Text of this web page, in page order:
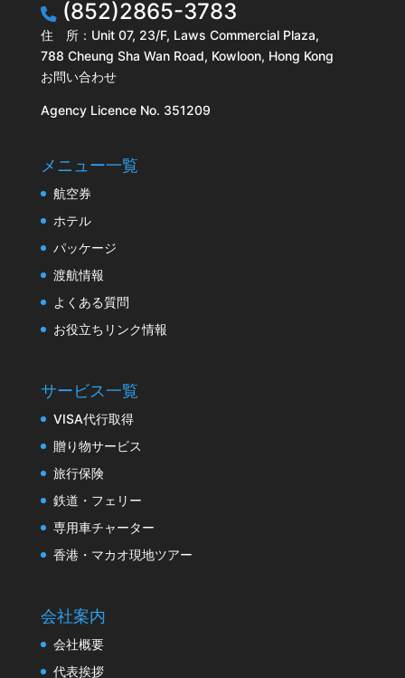
(852)2865-3783
住 所：Unit 07, 23/F, Laws Commercial Plaza,
788 Cheung Sha Wan Road, Kowloon, Hong Kong
お問い合わせ
Agency Licence No. 351209
メニュー一覧
航空券
ホテル
パッケージ
渡航情報
よくある質問
お役立ちリンク情報
サービス一覧
VISA代行取得
贈り物サービス
旅行保険
鉄道・フェリー
専用車チャーター
香港・マカオ現地ツアー
会社案内
会社概要
代表挨拶